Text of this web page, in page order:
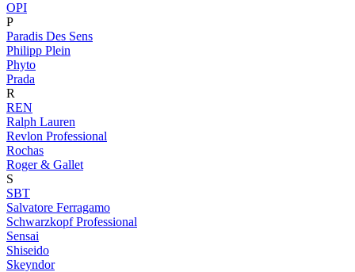
OPI
P
Paradis Des Sens
Philipp Plein
Phyto
Prada
R
REN
Ralph Lauren
Revlon Professional
Rochas
Roger & Gallet
S
SBT
Salvatore Ferragamo
Schwarzkopf Professional
Sensai
Shiseido
Skeyndor